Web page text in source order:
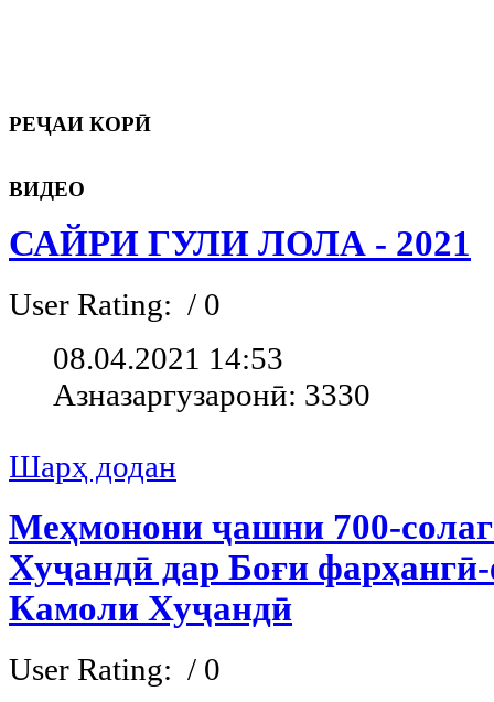
РЕҶАИ КОРӢ
ВИДЕО
САЙРИ ГУЛИ ЛОЛА - 2021
User Rating: / 0
08.04.2021 14:53
Азназаргузаронӣ: 3330
Шарҳ додан
Меҳмонони ҷашни 700-
Хуҷандӣ дар Боғи
Камоли Хуҷандӣ
User Rating: / 0